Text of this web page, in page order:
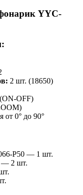
YYC-
2 шт. (18650)
OFF)
от 0° до 90°
P50 — 1 шт.
— 2 шт.